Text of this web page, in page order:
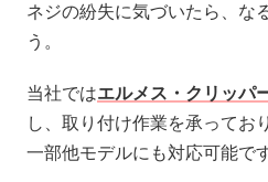
ネジの紛失に気づいたら、な
う。
当社ではエルメス・クリッパ
し、取り付け作業を承って
一部他モデルにも対応可能で